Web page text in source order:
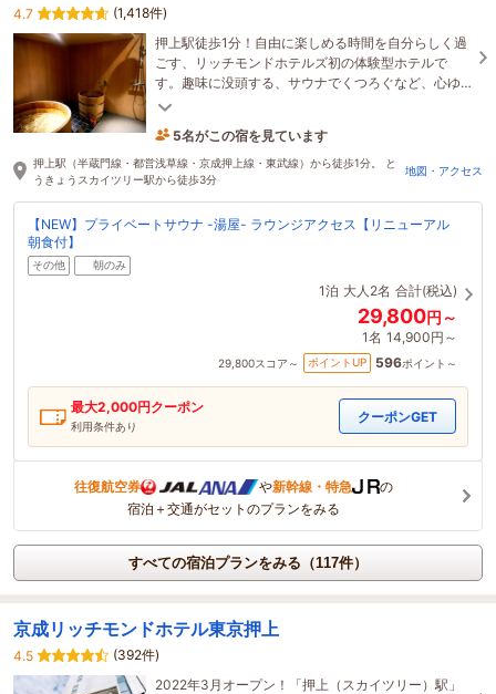
4.7
(1,418件)
押上駅徒歩1分！自由に楽しめる時間を自分らしく過
ごす、リッチモンドホテルズ初の体験型ホテルで
す。趣味に没頭する、サウナでくつろぐなど、心ゆ
くまでカルチャーをお楽しみいただけます！
43分前に予約されました
押上駅（半蔵門線・都営浅草線・京成押上線・東武線）から徒歩1分。 と
うきょうスカイツリー駅から徒歩3分
地図・アクセス
【NEW】プライベートサウナ -湯屋- ラウンジアクセス【リニューアル
朝食付】
その他 朝のみ
1泊 大人2名 合計(税込)
29,800円～
1名 14,900円～
29,800スコア～ ポイントUP 596ポイント～
最大2,000円クーポン
利用条件あり
クーポンGET
往復航空券 や新幹線・特急
の
宿泊＋交通がセットのプランをみる
すべての宿泊プランをみる（117件）
京成リッチモンドホテル東京押上
4.5
(392件)
2022年3月オープン！「押上（スカイツリー）駅」